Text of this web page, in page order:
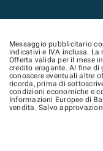
Messaggio pubblicitario
indicativi e IVA inclusa. La
Offerta valida per il mese
credito erogante. Al fine di
conoscere eventuali altre
ricorda, prima di
condizioni economiche e
Informazioni Europee di
vendita. Salvo